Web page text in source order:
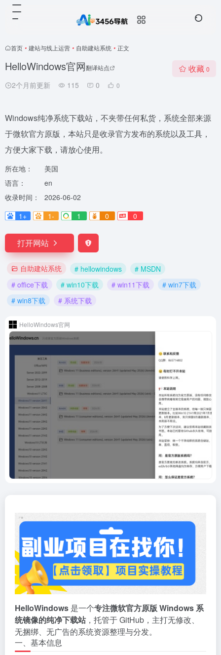
首页 • 建站与线上运营 • 自助建站系统 • 正文
HelloWindows官网翻译站点
2个月前更新 115 0 0
收藏 0
Windows纯净系统下载站，不夹带任何私货，系统全部来源
于微软官方原版，本站只是收录官方发布的系统以及工具，
方便大家下载，请放心使用。
所在地：
美国
语言：
en
收录时间：
2026-06-02
1+
1- 1 0 0
打开网站
自助建站系统 # hellowindows
# MSDN
# office下载
# win10下载 # win11下载
# win7下载
# win8下载
# 系统下载
HelloWindows官网
HelloWindows 是一个专注微软官方原版 Windows 系
统镜像的纯净下载站，托管于 GitHub，主打无修改、
无捆绑、无广告的系统资源整理与分发。
一、基本信息